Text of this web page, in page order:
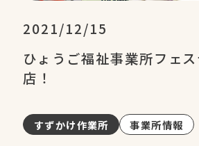
2021/12/15
ひょうご福祉事業所フェ
店！
すずかけ作業所 事業所情報